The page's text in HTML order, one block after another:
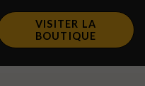
VISITER LA
BOUTIQUE